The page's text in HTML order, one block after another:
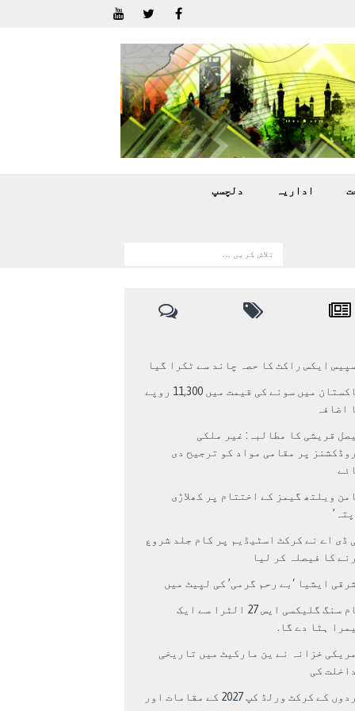
اداريہ دلچسپ
ایکس راکٹ کا حصہ چاند سے ٹکرا گیا
پاکستان میں سونے کی قیمت میں 11,300 روپے
اضافہ
قریشی کا مطالبہ: غیر ملکی
پر مقامی مواد کو ترجیح دی
ویلتھ گیمز کے اختتام پر کھلاڑی
ڈی اے نے کرکٹ اسٹیڈیم پر کام جلد شروع
کا فیصلہ کر لیا
ایشیا ‘بے رحم گرمی’ کی لپیٹ میں
سام سنگ گلیکسی ایس 27 الٹرا سے ایک
ہٹا دے گا.
خزانہ نے ین مارکیٹ میں تاریخی
کی
مردوں کے کرکٹ ورلڈ کپ 2027 کے مقامات اور